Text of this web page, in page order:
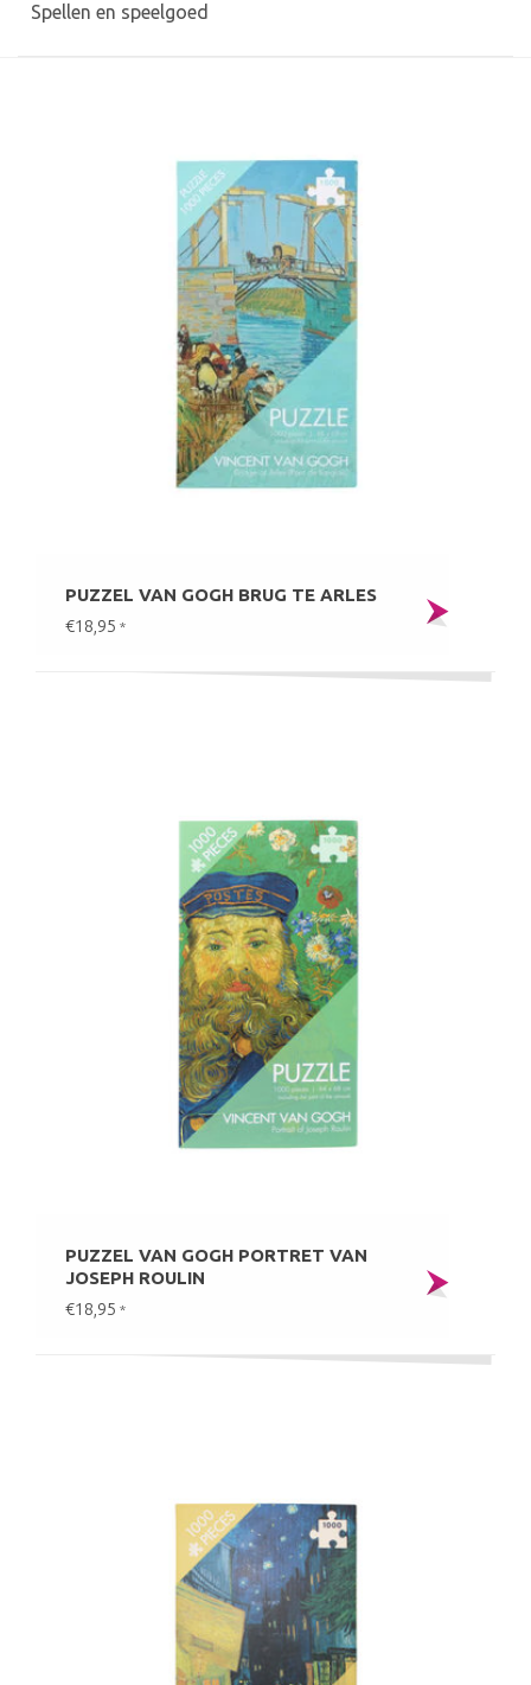
Spellen en speelgoed
PUZZEL VAN GOGH BRUG TE ARLES
€18,95 *
PUZZEL VAN GOGH PORTRET VAN
JOSEPH ROULIN
€18,95 *